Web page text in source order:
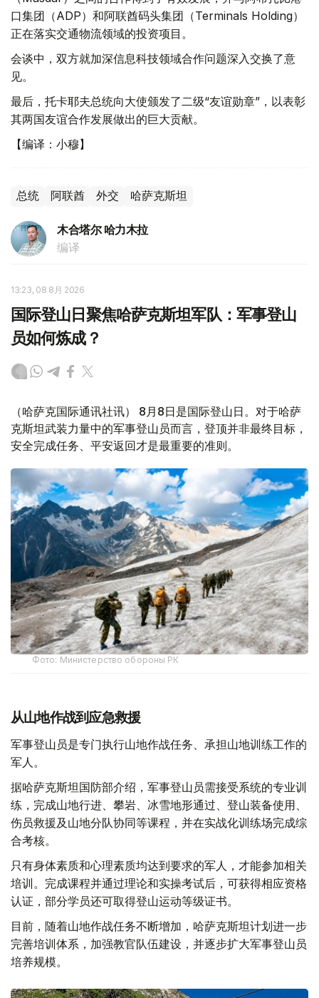
口集团（ADP）和阿联酋码头集团（Terminals Holding）
正在落实交通物流领域的投资项目。
会谈中，双方就加深信息科技领域合作问题深入交换了意
见。
最后，托卡耶夫总统向大使颁发了二级“友谊勋章”，以表彰
其两国友谊合作发展做出的巨大贡献。
【编译：小穆】
总统 阿联酋 外交 哈萨克斯坦
木合塔尔 哈力木拉
编译
13:23, 08 8月 2026
国际登山日聚焦哈萨克斯坦军队：军事登山
员如何炼成？
（哈萨克国际通讯社讯） 8月8日是国际登山日。对于哈萨
克斯坦武装力量中的军事登山员而言，登顶并非最终目标，
安全完成任务、平安返回才是最重要的准则。
Фото: Министерство обороны РК
从山地作战到应急救援
军事登山员是专门执行山地作战任务、承担山地训练工作的
军人。
据哈萨克斯坦国防部介绍，军事登山员需接受系统的专业训
练，完成山地行进、攀岩、冰雪地形通过、登山装备使用、
伤员救援及山地分队协同等课程，并在实战化训练场完成综
合考核。
只有身体素质和心理素质均达到要求的军人，才能参加相关
培训。完成课程并通过理论和实操考试后，可获得相应资格
认证，部分学员还可取得登山运动等级证书。
目前，随着山地作战任务不断增加，哈萨克斯坦计划进一步
完善培训体系，加强教官队伍建设，并逐步扩大军事登山员
培养规模。